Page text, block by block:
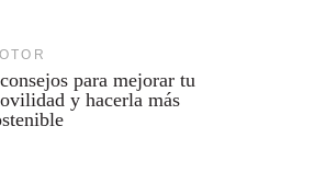
para mejorar tu
y hacerla más